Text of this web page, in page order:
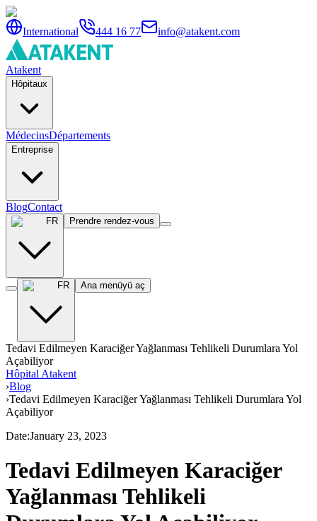
International 444 16 77 info@atakent.com
Atakent
Hôpitaux
MédecinsDépartements
Entreprise
BlogContact
FR Prendre rendez-vous
FR Ana menüyü aç
Tedavi Edilmeyen Karaciğer Yağlanması Tehlikeli Durumlara Yol
Açabiliyor
Hôpital Atakent
›Blog
›Tedavi Edilmeyen Karaciğer Yağlanması Tehlikeli Durumlara Yol
Açabiliyor
Date:January 23, 2023
Tedavi Edilmeyen Karaciğer
Yağlanması Tehlikeli